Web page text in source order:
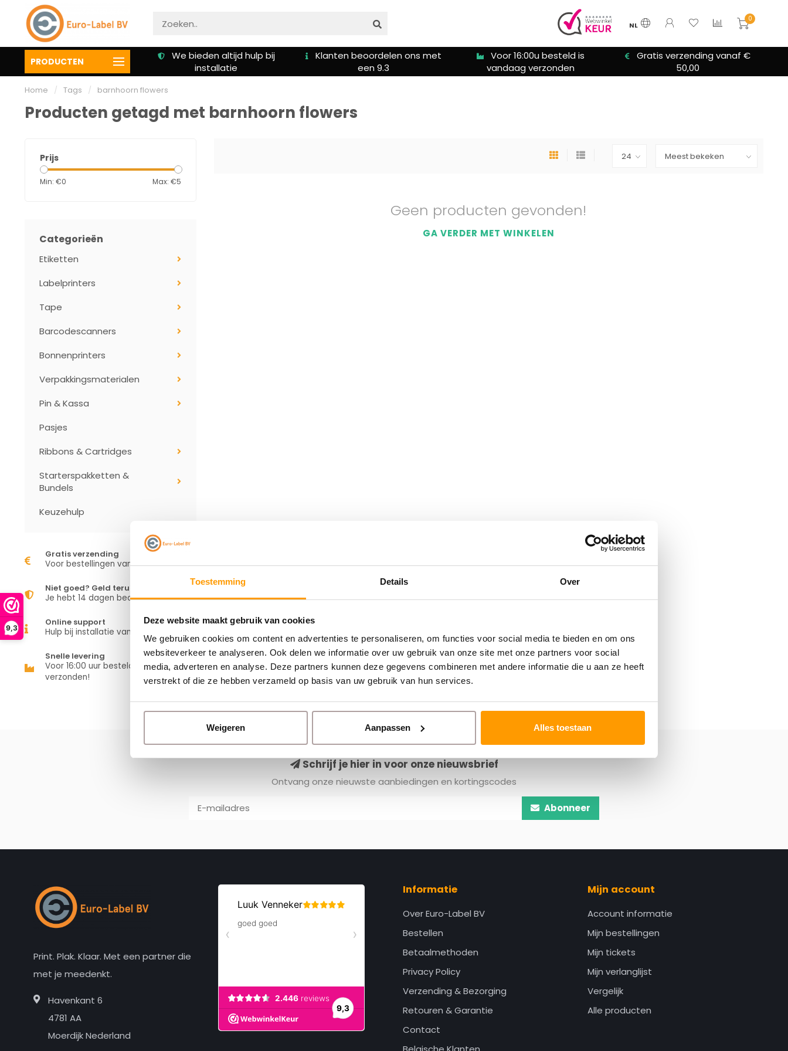
Toestemming Details Over
Deze website maakt gebruik van cookies
We gebruiken cookies om content en advertenties te personaliseren, om functies voor social media te bieden en om ons
websiteverkeer te analyseren. Ook delen we informatie over uw gebruik van onze site met onze partners voor social
media, adverteren en analyse. Deze partners kunnen deze gegevens combineren met andere informatie die u aan ze heeft
verstrekt of die ze hebben verzameld op basis van uw gebruik van hun services.
Weigeren Aanpassen Alles toestaan
9,3
NL
0
PRODUCTEN
Gratis verzending vanaf €
50,00
We bieden altijd hulp bij
installatie
Klanten beoordelen ons met
een 9.3
Voor 16:00u besteld is
vandaag verzonden
Gratis verzending vanaf €
50,00
Home / Tags / barnhoorn flowers
Producten getagd met barnhoorn flowers
Prijs
Min: €0 Max: €5
Categorieën
Etiketten
Labelprinters
Tape
Barcodescanners
Bonnenprinters
Verpakkingsmaterialen
Pin & Kassa
Pasjes
Ribbons & Cartridges
Starterspakketten &
Bundels
Keuzehulp
Gratis verzending
Voor bestellingen vanaf €50,00
Niet goed? Geld terug
Je hebt 14 dagen bedenktijd
Online support
Hulp bij installatie van je apparaat
Snelle levering
Voor 16:00 uur besteld is vandaag
verzonden!
Geen producten gevonden!
GA VERDER MET WINKELEN
Schrijf je hier in voor onze nieuwsbrief
Ontvang onze nieuwste aanbiedingen en kortingscodes
Abonneer
Print. Plak. Klaar. Met een partner die
met je meedenkt.
Havenkant 6
4781 AA
Moerdijk Nederland
Informatie
Over Euro-Label BV
Bestellen
Betaalmethoden
Privacy Policy
Verzending & Bezorging
Retouren & Garantie
Contact
Mijn account
Account informatie
Mijn bestellingen
Mijn tickets
Mijn verlanglijst
Vergelijk
Alle producten